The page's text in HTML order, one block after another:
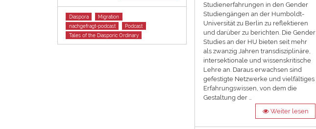
Tags
Diaspora
Migration
nachgefragt-podcast
Podcast
Tales of the Diasporic Ordinary
Studienerfahrungen in den Gender
Studiengängen an der Humboldt-
Universität zu Berlin zu reflektieren
und darüber zu berichten. Die Gender
Studies an der HU bieten seit mehr
als zwanzig Jahren transdisziplinäre,
intersektionale und wissenskritische
Lehre an. Daraus erwachsen sind
gefestigte Netzwerke und vielfältiges
Erfahrungswissen, von dem die
Gestaltung der …
Weiter lesen